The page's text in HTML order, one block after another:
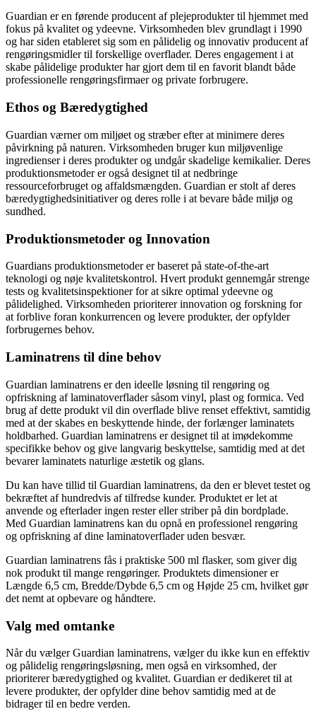
Guardian er en førende producent af plejeprodukter til hjemmet med
fokus på kvalitet og ydeevne. Virksomheden blev grundlagt i 1990
og har siden etableret sig som en pålidelig og innovativ producent af
rengøringsmidler til forskellige overflader. Deres engagement i at
skabe pålidelige produkter har gjort dem til en favorit blandt både
professionelle rengøringsfirmaer og private forbrugere.
Ethos og Bæredygtighed
Guardian værner om miljøet og stræber efter at minimere deres
påvirkning på naturen. Virksomheden bruger kun miljøvenlige
ingredienser i deres produkter og undgår skadelige kemikalier. Deres
produktionsmetoder er også designet til at nedbringe
ressourceforbruget og affaldsmængden. Guardian er stolt af deres
bæredygtighedsinitiativer og deres rolle i at bevare både miljø og
sundhed.
Produktionsmetoder og Innovation
Guardians produktionsmetoder er baseret på state-of-the-art
teknologi og nøje kvalitetskontrol. Hvert produkt gennemgår strenge
tests og kvalitetsinspektioner for at sikre optimal ydeevne og
pålidelighed. Virksomheden prioriterer innovation og forskning for
at forblive foran konkurrencen og levere produkter, der opfylder
forbrugernes behov.
Laminatrens til dine behov
Guardian laminatrens er den ideelle løsning til rengøring og
opfriskning af laminatoverflader såsom vinyl, plast og formica. Ved
brug af dette produkt vil din overflade blive renset effektivt, samtidig
med at der skabes en beskyttende hinde, der forlænger laminatets
holdbarhed. Guardian laminatrens er designet til at imødekomme
specifikke behov og give langvarig beskyttelse, samtidig med at det
bevarer laminatets naturlige æstetik og glans.
Du kan have tillid til Guardian laminatrens, da den er blevet testet og
bekræftet af hundredvis af tilfredse kunder. Produktet er let at
anvende og efterlader ingen rester eller striber på din bordplade.
Med Guardian laminatrens kan du opnå en professionel rengøring
og opfriskning af dine laminatoverflader uden besvær.
Guardian laminatrens fås i praktiske 500 ml flasker, som giver dig
nok produkt til mange rengøringer. Produktets dimensioner er
Længde 6,5 cm, Bredde/Dybde 6,5 cm og Højde 25 cm, hvilket gør
det nemt at opbevare og håndtere.
Valg med omtanke
Når du vælger Guardian laminatrens, vælger du ikke kun en effektiv
og pålidelig rengøringsløsning, men også en virksomhed, der
prioriterer bæredygtighed og kvalitet. Guardian er dedikeret til at
levere produkter, der opfylder dine behov samtidig med at de
bidrager til en bedre verden.